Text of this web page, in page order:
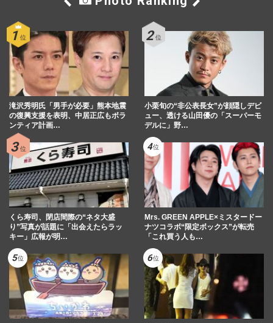
滝沢秀明氏「男手が必要」熊本地震
の復興支援を表明、中居正広もボラ
ンティア計画…
小栗旬の“非公表長女”が顔隠しデビ
ュー、透ける山田優の「スーパーモ
デルに」野…
くら寿司、閉店間際の“ネタ大盛
り”写真が話題に「出会えたらラッ
キー」広報が明…
Mrs. GREEN APPLE×ミスタードー
ナツコラボ“限定ボックス”が転売
「これ買う人も…